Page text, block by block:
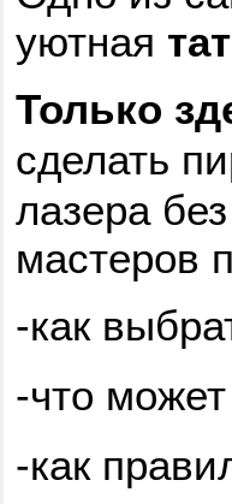
уютная
Только
сделать
лазера
мастеров
-как
-что может
-как